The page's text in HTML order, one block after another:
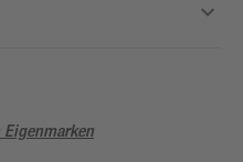
Eigenmarken